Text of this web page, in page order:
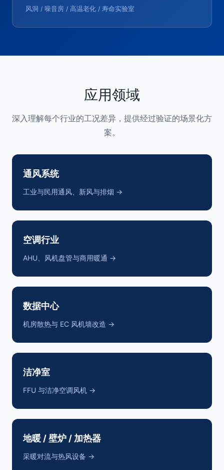
风洞 / 噪音房 / 高温老化 / 寿命实验室
应用领域
深入理解每个行业的工况差异，提供经过验证的场景化方
案。
通风系统
工业与民用通风、新风与排烟 →
空调行业
AHU、风机盘管与商用暖通 →
数据中心
机房散热与 EC 风机墙改造 →
洁净室
FFU 与洁净空调风机 →
地暖 / 壁炉 / 加热器
采暖对流与热风设备 →